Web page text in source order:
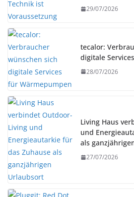
29/07/2026
tecalor:
digitale
28/07/2026
Living Haus
und
als
27/07/2026